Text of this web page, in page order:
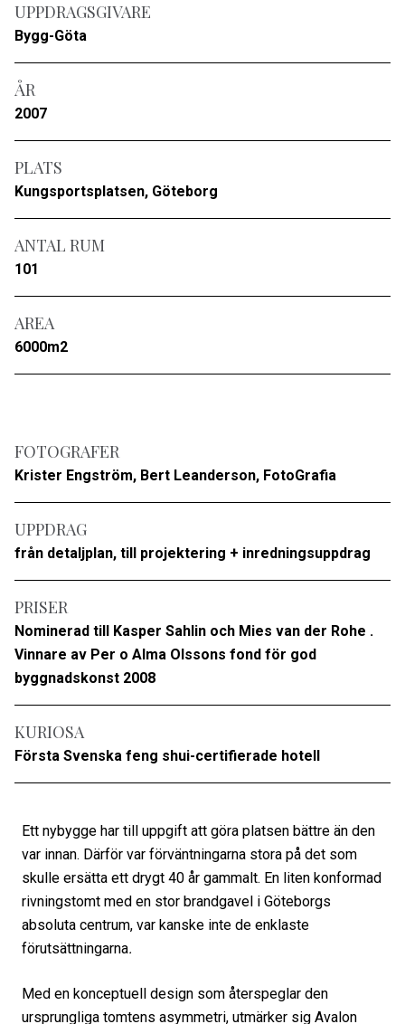
UPPDRAGSGIVARE
Bygg-Göta
ÅR
2007
PLATS
Kungsportsplatsen, Göteborg
ANTAL RUM
101
AREA
6000m2
FOTOGRAFER
Krister Engström, Bert Leanderson, FotoGrafia
UPPDRAG
från detaljplan, till projektering + inredningsuppdrag
PRISER
Nominerad till Kasper Sahlin och Mies van der Rohe .
Vinnare av Per o Alma Olssons fond för god
byggnadskonst 2008
KURIOSA
Första Svenska feng shui-certifierade hotell
Ett nybygge har till uppgift att göra platsen bättre än den
var innan. Därför var förväntningarna stora på det som
skulle ersätta ett drygt 40 år gammalt. En liten konformad
rivningstomt med en stor brandgavel i Göteborgs
absoluta centrum, var kanske inte de enklaste
förutsättningarna.
Med en konceptuell design som återspeglar den
ursprungliga tomtens asymmetri, utmärker sig Avalon